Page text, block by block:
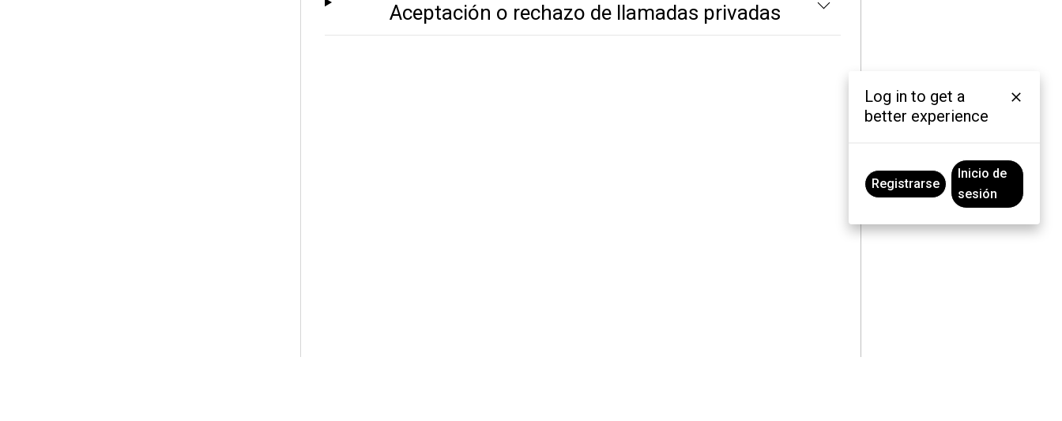
Aceptación o rechazo de llamadas privadas
Log in to get a
better experience
Registrarse
Inicio de
sesión